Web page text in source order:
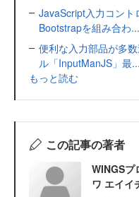
JavaScript入力コント
Bootstrapを組み合わ...
便利な入力部品が多
ル「InputManJS」最...
もっと読む
この記事の著者
WINGS
ワ エイイ